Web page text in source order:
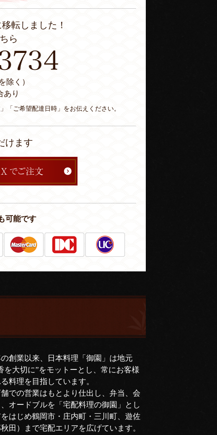
転しました！
ら
除く）
あり
「ご希望配達日時」をお伝えください。
けます
可能です
創業以来、日本料理「御園」は地元
を大切に”をモットーとし、常にお客様
料理を目指しています。
での営業はもとより仕出し、弁当、会
オードブルを「宅配料理の御園」とし
はじめ鶴岡市・庄内町・三川町、遊佐
田）まで宅配エリアを広げています。